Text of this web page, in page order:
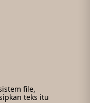
file,
teks itu